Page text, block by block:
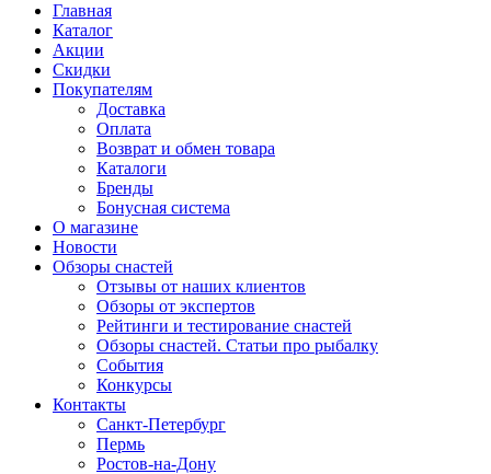
Главная
Каталог
Акции
Скидки
Покупателям
Доставка
Оплата
Возврат и обмен товара
Каталоги
Бренды
Бонусная система
О магазине
Новости
Обзоры снастей
Отзывы от наших клиентов
Обзоры от экспертов
Рейтинги и тестирование снастей
Обзоры снастей. Статьи про рыбалку
События
Конкурсы
Контакты
Санкт-Петербург
Пермь
Ростов-на-Дону